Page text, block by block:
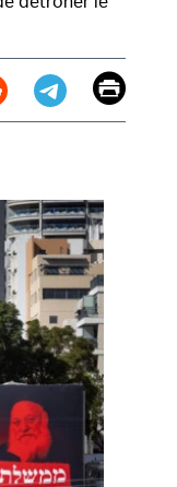
Telegram
EmailPrint